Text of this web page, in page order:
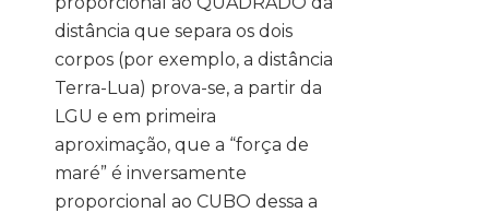
distância que separa os dois
corpos (por exemplo, a distância
Terra-Lua) prova-se, a partir da
LGU e em primeira
aproximação, que a “força de
maré” é inversamente
proporcional ao CUBO dessa a